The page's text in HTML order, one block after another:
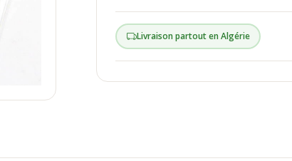
Livraison partout en Algérie